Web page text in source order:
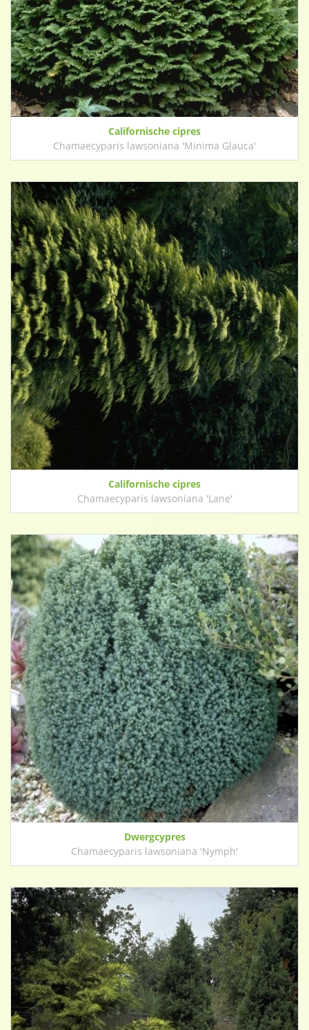
Californische cipres
Chamaecyparis lawsoniana 'Minima Glauca'
Californische cipres
Chamaecyparis lawsoniana 'Lane'
Dwergcypres
Chamaecyparis lawsoniana 'Nymph'